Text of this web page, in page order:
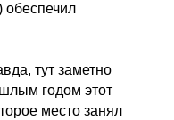
обеспечил
тут заметно
годом этот
место занял